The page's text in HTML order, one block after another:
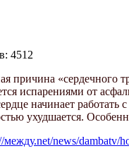
4512
причина «сердечного
испарениями от
начинает работать
ухудшается.
между.net/news/dambatv/